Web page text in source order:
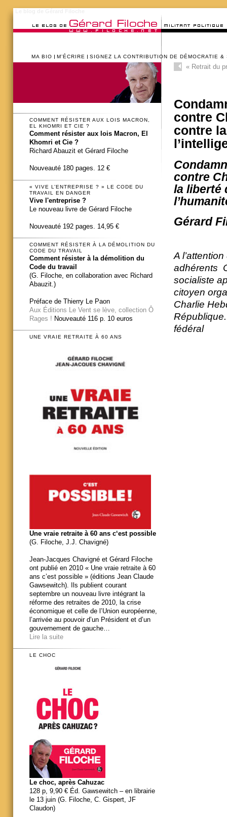
MA BIO M’ÉCRIRE SIGNEZ LA CONTRIBUTION DE DÉMOCRATIE &
«Retrait du
contre
contre
contre
la liberté
Gérard
A
adhérents
socialiste
citoyen
Charlie
fédéral
COMMENT RÉSISTER AUX LOIS MACRON,
EL KHOMRI ET CIE ?
Comment résister aux lois Macron, El
Khomri et Cie ?
Richard Abauzit et Gérard Filoche
Nouveauté 180 pages. 12 €
« VIVE L’ENTREPRISE ? » LE CODE DU
TRAVAIL EN DANGER
Vive l'entreprise ?
Le nouveau livre de Gérard Filoche
Nouveauté 192 pages. 14,95 €
COMMENT RÉSISTER À LA DÉMOLITION DU
CODE DU TRAVAIL
Comment résister à la démolition du
Code du travail
(G. Filoche, en collaboration avec Richard
Abauzit.)
Préface de Thierry Le Paon
Aux Éditions Le Vent se lève, collection Ô
Rages ! Nouveauté 116 p. 10 euros
UNE VRAIE RETRAITE À 60 ANS
Une vraie retraite à 60 ans c‘est possible
(G. Filoche, J.J. Chavigné)
Jean-Jacques Chavigné et Gérard Filoche
ont publié en 2010 « Une vraie retraite à 60
ans c’est possible » (éditions Jean Claude
Gawsewitch). Ils publient courant
septembre un nouveau livre intégrant la
réforme des retraites de 2010, la crise
économique et celle de l’Union européenne,
l’arrivée au pouvoir d’un Président et d’un
gouvernement de gauche…
Lire la suite
LE CHOC
Le choc, après Cahuzac
128 p, 9,90 € Éd. Gawsewitch – en librairie
le 13 juin (G. Filoche, C. Gispert, JF
Claudon)